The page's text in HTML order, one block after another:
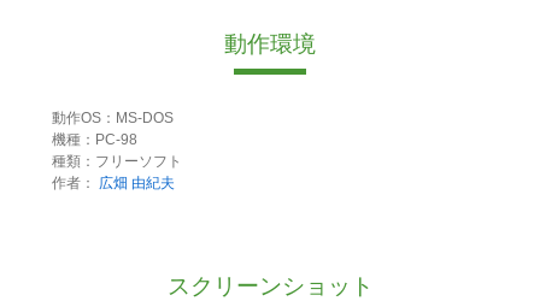
動作環境
動作OS：MS-DOS
機種：PC-98
種類：フリーソフト
作者：
広畑 由紀夫
スクリーンショット